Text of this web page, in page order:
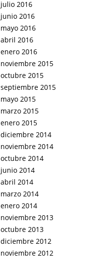
julio 2016
junio 2016
mayo 2016
abril 2016
enero 2016
noviembre 2015
octubre 2015
septiembre 2015
mayo 2015
marzo 2015
enero 2015
diciembre 2014
noviembre 2014
octubre 2014
junio 2014
abril 2014
marzo 2014
enero 2014
noviembre 2013
octubre 2013
diciembre 2012
noviembre 2012